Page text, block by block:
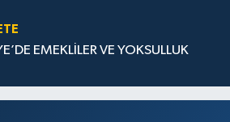
EMEKLİLER VE YOKSULLUK